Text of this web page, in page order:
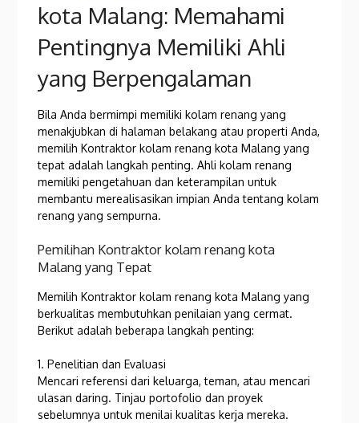
kota Malang: Memahami
Pentingnya Memiliki Ahli
yang Berpengalaman
Bila Anda bermimpi memiliki kolam renang yang
menakjubkan di halaman belakang atau properti Anda,
memilih Kontraktor kolam renang kota Malang yang
tepat adalah langkah penting. Ahli kolam renang
memiliki pengetahuan dan keterampilan untuk
membantu merealisasikan impian Anda tentang kolam
renang yang sempurna.
Pemilihan Kontraktor kolam renang kota
Malang yang Tepat
Memilih Kontraktor kolam renang kota Malang yang
berkualitas membutuhkan penilaian yang cermat.
Berikut adalah beberapa langkah penting:
1. Penelitian dan Evaluasi
Mencari referensi dari keluarga, teman, atau mencari
ulasan daring. Tinjau portofolio dan proyek
sebelumnya untuk menilai kualitas kerja mereka.